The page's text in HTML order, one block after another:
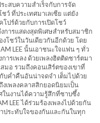
ะสบความสำเร็จกับการจัด
ว์ ที่ประเทศมาเลเซีย แต่ยัง
โปร์ด้วยกับการเปิดโชว์
การแสดงสุดพิเศษสำหรับสมาชิก
โชว์ในวันเดียวกันอีกด้วย โดย
LEE นั้นเอาชนะใจแฟน ๆ ทั่ว
ารเพลง ด้วยเพลงฮิตติดชาร์ตมา
สมอ รวมถึงคอนเสิร์ตของเขาที่
บค่ำคืนอันน่าจดจำ เต็มไปด้วย
เพลงคลาสสิกยอดนิยมเป็น
ในงานได้ความรู้สึกที่ซาบซึ้ง
LEE ได้ร่วมร้องเพลงไปด้วยกัน
ประทับใจของกันและกันในทุก